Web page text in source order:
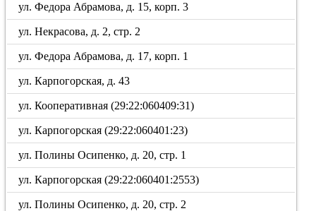
ул. Федора Абрамова, д. 15, корп. 3
ул. Некрасова, д. 2, стр. 2
ул. Федора Абрамова, д. 17, корп. 1
ул. Карпогорская, д. 43
ул. Кооперативная (29:22:060409:31)
ул. Карпогорская (29:22:060401:23)
ул. Полины Осипенко, д. 20, стр. 1
ул. Карпогорская (29:22:060401:2553)
ул. Полины Осипенко, д. 20, стр. 2